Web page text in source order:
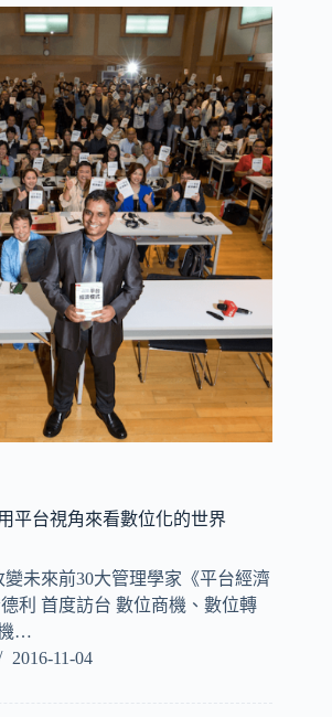
平台視角來看數位化的世界
變未來前30大管理學家《平台經濟
利 首度訪台 數位商機、數位轉
…
2016-11-04